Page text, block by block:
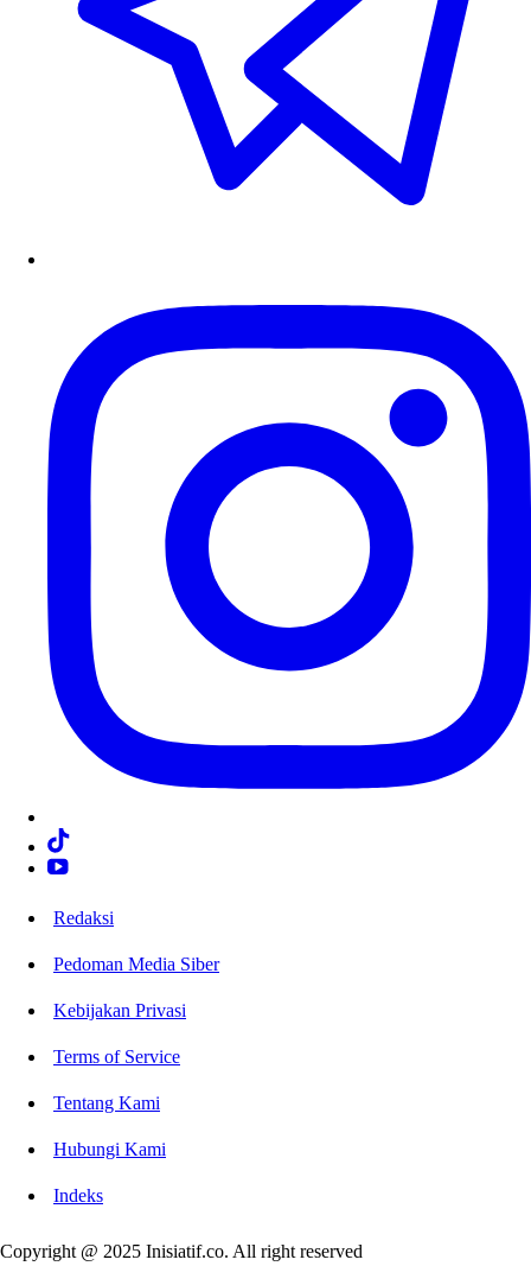
Redaksi
Pedoman Media Siber
Kebijakan Privasi
Terms of Service
Tentang Kami
Hubungi Kami
Indeks
Copyright @ 2025 Inisiatif.co. All right reserved